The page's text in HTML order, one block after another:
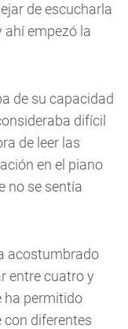
de escucharla
empezó la
de su capacidad
difícil
de leer las
en el piano
no se sentía
acostumbrado
entre cuatro y
ha permitido
diferentes